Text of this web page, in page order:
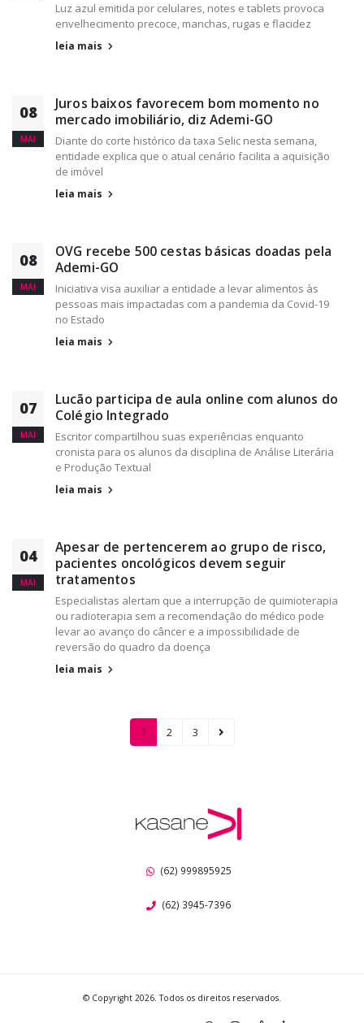
Luz azul emitida por celulares, notes e tablets provoca
envelhecimento precoce, manchas, rugas e flacidez
leia mais
08
MAI
Juros baixos favorecem bom momento no
mercado imobiliário, diz Ademi-GO
Diante do corte histórico da taxa Selic nesta semana,
entidade explica que o atual cenário facilita a aquisição
de imóvel
leia mais
08
MAI
OVG recebe 500 cestas básicas doadas pela
Ademi-GO
Iniciativa visa auxiliar a entidade a levar alimentos às
pessoas mais impactadas com a pandemia da Covid-19
no Estado
leia mais
07
MAI
Lucão participa de aula online com alunos do
Colégio Integrado
Escritor compartilhou suas experiências enquanto
cronista para os alunos da disciplina de Análise Literária
e Produção Textual
leia mais
04
MAI
Apesar de pertencerem ao grupo de risco,
pacientes oncológicos devem seguir
tratamentos
Especialistas alertam que a interrupção de quimioterapia
ou radioterapia sem a recomendação do médico pode
levar ao avanço do câncer e a impossibilidade de
reversão do quadro da doença
leia mais
1 2 3
(62) 999895925
(62) 3945-7396
© Copyright 2026. Todos os direitos reservados.